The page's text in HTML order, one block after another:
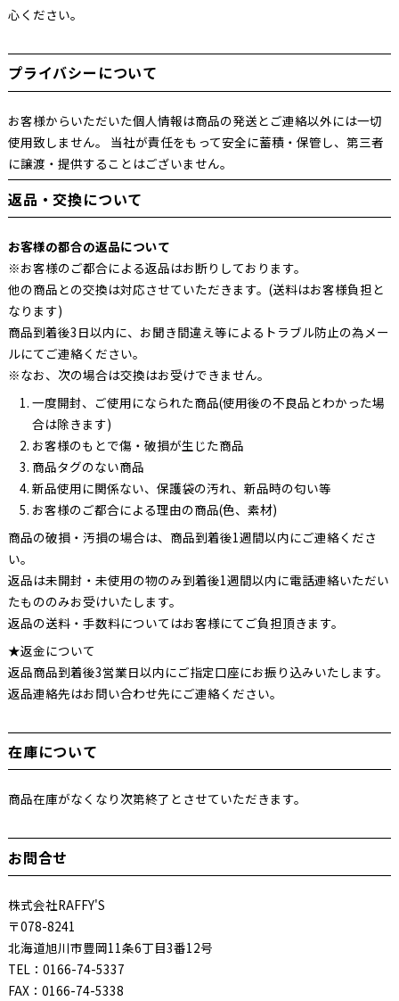
心ください。
プライバシーについて
お客様からいただいた個人情報は商品の発送とご連絡以外には一切
使用致しません。 当社が責任をもって安全に蓄積・保管し、第三者
に譲渡・提供することはございません。
返品・交換について
お客様の都合の返品について
※お客様のご都合による返品はお断りしております。
他の商品との交換は対応させていただきます。(送料はお客様負担と
なります)
商品到着後3日以内に、お聞き間違え等によるトラブル防止の為メー
ルにてご連絡ください。
※なお、次の場合は交換はお受けできません。
一度開封、ご使用になられた商品(使用後の不良品とわかった場
合は除きます)
お客様のもとで傷・破損が生じた商品
商品タグのない商品
新品使用に関係ない、保護袋の汚れ、新品時の匂い等
お客様のご都合による理由の商品(色、素材)
商品の破損・汚損の場合は、商品到着後1週間以内にご連絡くださ
い。
返品は未開封・未使用の物のみ到着後1週間以内に電話連絡いただい
たもののみお受けいたします。
返品の送料・手数料についてはお客様にてご負担頂きます。
★返金について
返品商品到着後3営業日以内にご指定口座にお振り込みいたします。
返品連絡先はお問い合わせ先にご連絡ください。
在庫について
商品在庫がなくなり次第終了とさせていただきます。
お問合せ
株式会社RAFFY'S
〒078-8241
北海道旭川市豊岡11条6丁目3番12号
TEL：0166-74-5337
FAX：0166-74-5338